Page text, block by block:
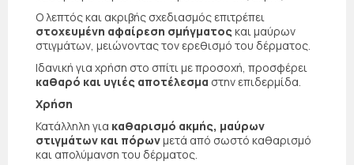
Ο λεπτός και ακριβής σχεδιασμός επιτρέπει
στοχευμένη αφαίρεση σμήγματος και μαύρων
στιγμάτων, μειώνοντας τον ερεθισμό του δέρματος.
Ιδανική για χρήση στο σπίτι με προσοχή, προσφέρει
καθαρό και υγιές αποτέλεσμα στην επιδερμίδα.
Χρήση
Κατάλληλη για καθαρισμό ακμής, μαύρων
στιγμάτων και πόρωνμετά από σωστό καθαρισμό
και απολύμανση του δέρματος.